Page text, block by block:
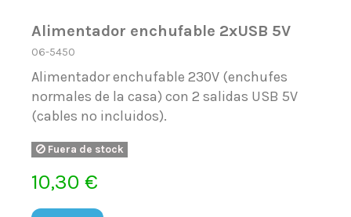
Alimentador enchufable 2xUSB 5V
06-5450
Alimentador enchufable 230V (enchufes
normales de la casa) con 2 salidas USB 5V
(cables no incluidos).
Fuera de stock
10,30 €